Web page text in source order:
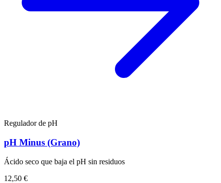
Regulador de pH
pH Minus (Grano)
Ácido seco que baja el pH sin residuos
12,50 €